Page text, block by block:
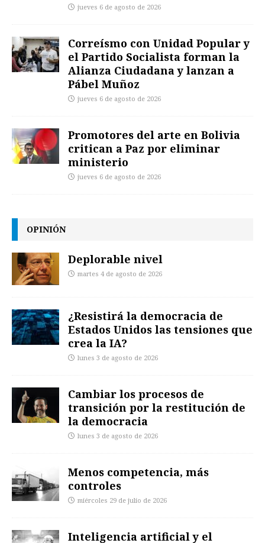
jueves 6 de agosto de 2026
Correísmo con Unidad Popular y
el Partido Socialista forman la
Alianza Ciudadana y lanzan a
Pábel Muñoz
jueves 6 de agosto de 2026
Promotores del arte en Bolivia
critican a Paz por eliminar
ministerio
jueves 6 de agosto de 2026
OPINIÓN
Deplorable nivel
martes 4 de agosto de 2026
¿Resistirá la democracia de
Estados Unidos las tensiones que
crea la IA?
lunes 3 de agosto de 2026
Cambiar los procesos de
transición por la restitución de
la democracia
lunes 3 de agosto de 2026
Menos competencia, más
controles
miércoles 29 de julio de 2026
Inteligencia artificial y el